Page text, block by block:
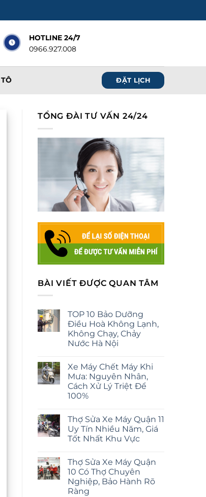
HOTLINE 24/7
0966.927.008
ĐẶT LỊCH
TỔNG ĐÀI TƯ VẤN 24/24
BÀI VIẾT ĐƯỢC QUAN TÂM
TOP 10 Bảo Dưỡng
Điều Hoà Không Lạnh,
Không Chạy, Chảy
Nước Hà Nội
Xe Máy Chết Máy Khi
Mưa: Nguyên Nhân,
Cách Xử Lý Triệt Để
100%
Thợ Sửa Xe Máy Quận 11
Uy Tín Nhiều Năm, Giá
Tốt Nhất Khu Vực
Thợ Sửa Xe Máy Quận
10 Có Thợ Chuyên
Nghiệp, Bảo Hành Rõ
Ràng